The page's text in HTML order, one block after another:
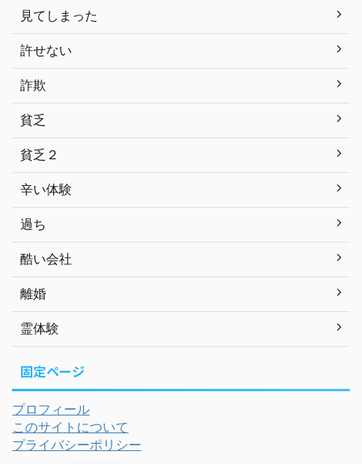
見てしまった
許せない
詐欺
貧乏
貧乏２
辛い体験
過ち
酷い会社
離婚
霊体験
固定ページ
プロフィール
このサイトについて
プライバシーポリシー